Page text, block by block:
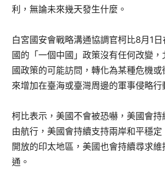
利，無論未來幾天發生什麼。
白宮國安會戰略溝通協調官柯比8月1
國的「一個中國」政策沒有任何改變
國政策的可能訪問，轉化為某種危機或
來增加在臺海或臺灣周邊的軍事侵略行
柯比表示，美國不會被恐嚇，美國會
由航行，美國會持續支持兩岸和平穩
開放的印太地區，美國也會持續尋求
通。